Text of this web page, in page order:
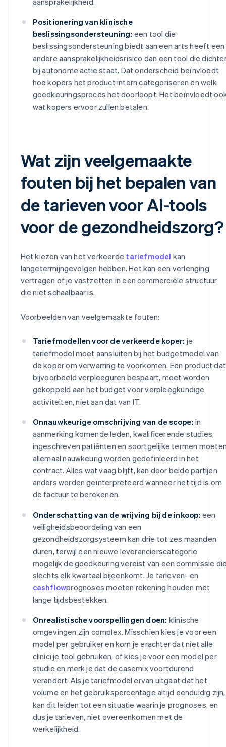
Positionering van klinische
beslissingsondersteuning: een tool die
beslissingsondersteuning biedt aan een arts heeft een
andere aansprakelijkheidsrisico dan een tool die
bij autonome actie staat. Dat onderscheid beïnvloedt
hoe kopers het product intern categoriseren en welk
goedkeuringsproces het doorloopt. Het beïnvloedt
wat kopers ervoor zullen betalen.
Wat zijn veelgemaakte
fouten bij het bepalen van
de tarieven voor AI-tools
voor de gezondheidszorg?
Het kiezen van het verkeerde tariefmodel kan
langetermijngevolgen hebben. Het kan een verlenging
vertragen of je vastzetten in een commerciële structuur
die niet schaalbaar is.
Voorbeelden van veelgemaakte fouten:
Tariefmodellen voor de verkeerde koper: je
tariefmodel moet aansluiten bij het budgetmodel van
de koper om verwarring te voorkomen. Een product dat
bijvoorbeeld verpleeguren bespaart, moet worden
gekoppeld aan het budget voor verpleegkundige
activiteiten, niet aan dat van IT.
Onnauwkeurige omschrijving van de scope: in
aanmerking komende leden, kwalificerende studies,
ingeschreven patiënten en soortgelijke termen
allemaal nauwkeurig worden gedefinieerd in het
contract. Alles wat vaag blijft, kan door beide partijen
anders worden geïnterpreteerd wanneer het tijd is om
de factuur te berekenen.
Onderschatting van de wrijving bij de inkoop: een
veiligheidsbeoordeling van een
gezondheidszorgsysteem kan drie tot zes maanden
duren, terwijl een nieuwe leverancierscategorie
mogelijk de goedkeuring vereist van een commissie
slechts elk kwartaal bijeenkomt. Je tarieven- en
cashflowprognoses moeten rekening houden met
lange tijdsbestekken.
Onrealistische voorspellingen doen: klinische
omgevingen zijn complex. Misschien kies je voor een
model per gebruiker en kom je erachter dat niet alle
clinici je tool gebruiken, of kies je voor een model per
studie en merk je dat de casemix voortdurend
verandert. Als je tariefmodel ervan uitgaat dat het
volume en het gebruikspercentage altijd eenduidig zijn,
kan dit leiden tot een situatie waarin je prognoses, en
dus je tarieven, niet overeenkomen met de
werkelijkheid.